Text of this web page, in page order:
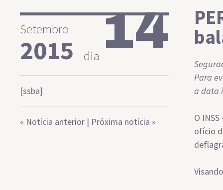
Setembro
2015 dia14
[ssba]
« Notícia anterior | Próxima notícia »
Para
a data
O
ofício